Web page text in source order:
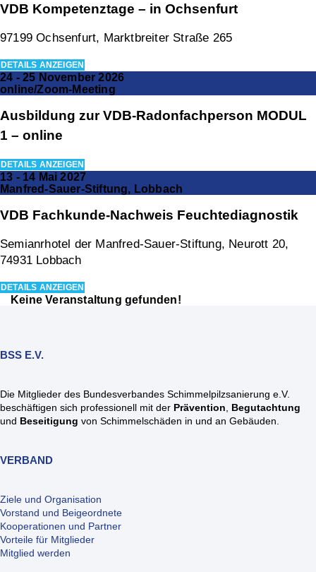
VDB Kompetenztage – in Ochsenfurt
97199 Ochsenfurt, Marktbreiter Straße 265
DETAILS ANZEIGEN
24 - 25 November 2026
online/Zoom-Meeting
Ausbildung zur VDB-Radonfachperson MODUL
1 – online
DETAILS ANZEIGEN
13 - 14 Mai 2027
Manfred-Sauer-Stiftung, Lobbach
VDB Fachkunde-Nachweis Feuchtediagnostik
Semianrhotel der Manfred-Sauer-Stiftung, Neurott 20,
74931 Lobbach
DETAILS ANZEIGEN
Keine Veranstaltung gefunden!
BSS E.V.
Die Mitglieder des Bundesverbandes Schimmelpilzsanierung e.V.
beschäftigen sich professionell mit der Prävention, Begutachtung
und Beseitigung von Schimmelschäden in und an Gebäuden.
VERBAND
Ziele und Organisation
Vorstand und Beigeordnete
Kooperationen und Partner
Vorteile für Mitglieder
Mitglied werden